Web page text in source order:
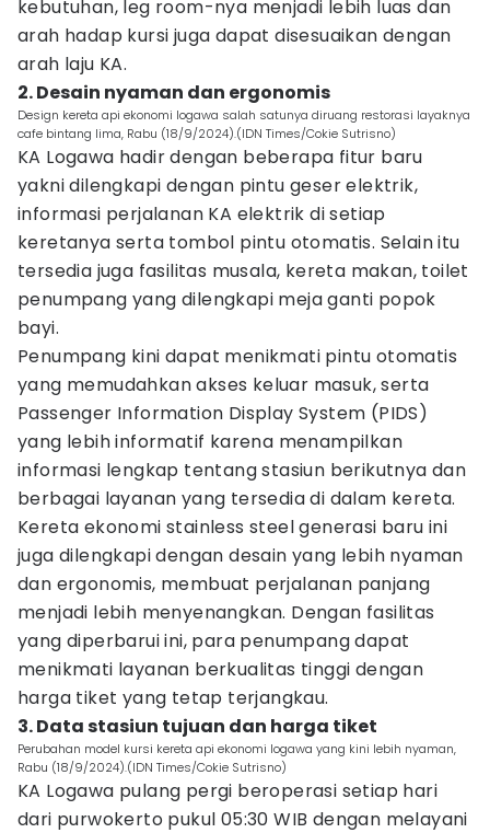
kebutuhan, leg room-nya menjadi lebih luas dan
arah hadap kursi juga dapat disesuaikan dengan
arah laju KA.
2. Desain nyaman dan ergonomis
Design kereta api ekonomi logawa salah satunya diruang restorasi layaknya
cafe bintang lima, Rabu (18/9/2024).(IDN Times/Cokie Sutrisno)
KA Logawa hadir dengan beberapa fitur baru
yakni dilengkapi dengan pintu geser elektrik,
informasi perjalanan KA elektrik di setiap
keretanya serta tombol pintu otomatis. Selain itu
tersedia juga fasilitas musala, kereta makan, toilet
penumpang yang dilengkapi meja ganti popok
bayi.
Penumpang kini dapat menikmati pintu otomatis
yang memudahkan akses keluar masuk, serta
Passenger Information Display System (PIDS)
yang lebih informatif karena menampilkan
informasi lengkap tentang stasiun berikutnya dan
berbagai layanan yang tersedia di dalam kereta.
Kereta ekonomi stainless steel generasi baru ini
juga dilengkapi dengan desain yang lebih nyaman
dan ergonomis, membuat perjalanan panjang
menjadi lebih menyenangkan. Dengan fasilitas
yang diperbarui ini, para penumpang dapat
menikmati layanan berkualitas tinggi dengan
harga tiket yang tetap terjangkau.
3. Data stasiun tujuan dan harga tiket
Perubahan model kursi kereta api ekonomi logawa yang kini lebih nyaman,
Rabu (18/9/2024).(IDN Times/Cokie Sutrisno)
KA Logawa pulang pergi beroperasi setiap hari
dari purwokerto pukul 05:30 WIB dengan melayani